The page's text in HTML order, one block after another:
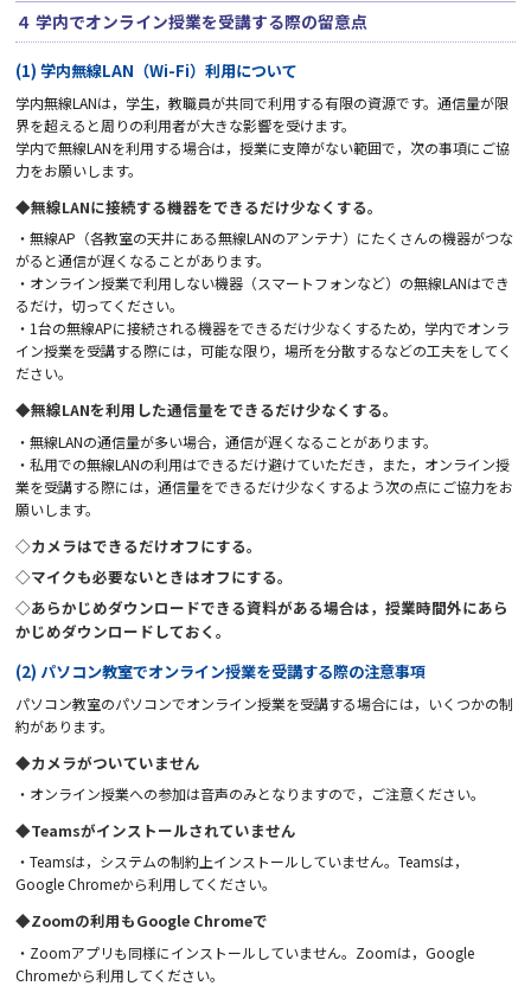
４ 学内でオンライン授業を受講する際の留意点
(1) 学内無線LAN（Wi-Fi）利用について
学内無線LANは，学生，教職員が共同で利用する有限の資源です。通信量が限
界を超えると周りの利用者が大きな影響を受けます。
学内で無線LANを利用する場合は，授業に支障がない範囲で，次の事項にご協
力をお願いします。
◆無線LANに接続する機器をできるだけ少なくする。
・無線AP（各教室の天井にある無線LANのアンテナ）にたくさんの機器がつな
がると通信が遅くなることがあります。
・オンライン授業で利用しない機器（スマートフォンなど）の無線LANはでき
るだけ，切ってください。
・1台の無線APに接続される機器をできるだけ少なくするため，学内でオンラ
イン授業を受講する際には，可能な限り，場所を分散するなどの工夫をしてく
ださい。
◆無線LANを利用した通信量をできるだけ少なくする。
・無線LANの通信量が多い場合，通信が遅くなることがあります。
・私用での無線LANの利用はできるだけ避けていただき，また，オンライン授
業を受講する際には，通信量をできるだけ少なくするよう次の点にご協力をお
願いします。
◇カメラはできるだけオフにする。
◇マイクも必要ないときはオフにする。
◇あらかじめダウンロードできる資料がある場合は，授業時間外にあら
かじめダウンロードしておく。
(2) パソコン教室でオンライン授業を受講する際の注意事項
パソコン教室のパソコンでオンライン授業を受講する場合には，いくつかの制
約があります。
◆カメラがついていません
・オンライン授業への参加は音声のみとなりますので，ご注意ください。
◆Teamsがインストールされていません
・Teamsは，システムの制約上インストールしていません。Teamsは，
Google Chromeから利用してください。
◆Zoomの利用もGoogle Chromeで
・Zoomアプリも同様にインストールしていません。Zoomは，Google
Chromeから利用してください。